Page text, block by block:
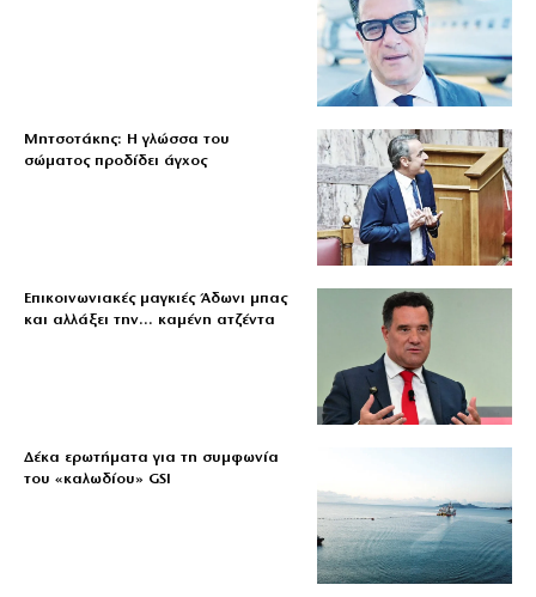
Μητσοτάκης: Η γλώσσα του
σώματος προδίδει άγχος
Επικοινωνιακές μαγκιές Άδωνι μπας
και αλλάξει την… καμένη ατζέντα
Δέκα ερωτήματα για τη συμφωνία
του «καλωδίου» GSI